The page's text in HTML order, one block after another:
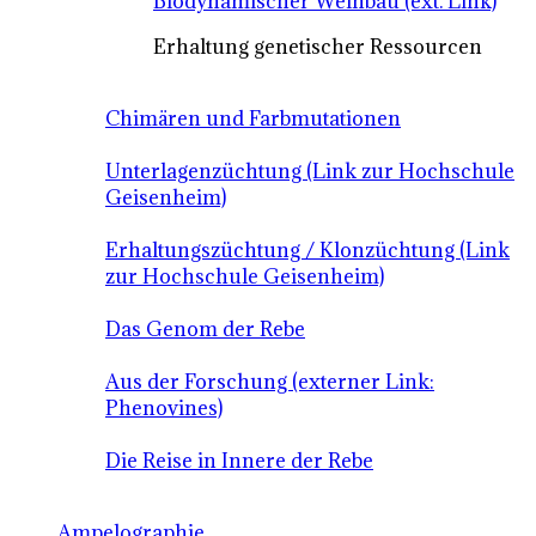
Erhaltung genetischer Ressourcen
Chimären und Farbmutationen
Unterlagenzüchtung (Link zur Hochschule
Geisenheim)
Erhaltungszüchtung / Klonzüchtung (Link
zur Hochschule Geisenheim)
Das Genom der Rebe
Aus der Forschung (externer Link:
Phenovines)
Die Reise in Innere der Rebe